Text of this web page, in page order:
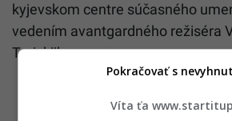
kyjevskom centre súčasného
vedením avantgardného režiséra
Troickijho.
Víta ťa
Pokračovať s